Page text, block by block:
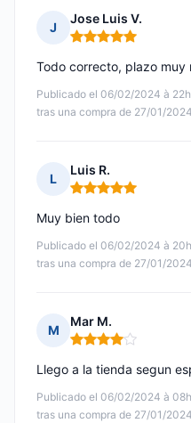
J
Jose Luis V.
Nota: 5 de 5
Publicado el 06/02/2024 à
tras una compra de 27/01/2024
Todo correcto, plazo muy
L
Luis R.
Nota: 5 de 5
Publicado el 06/02/2024 à
tras una compra de 27/01/2024
Muy bien todo
M
Mar M.
Nota: 4 de 5
Publicado el 06/02/2024 à
tras una compra de 27/01/2024
Llego a la tienda segun